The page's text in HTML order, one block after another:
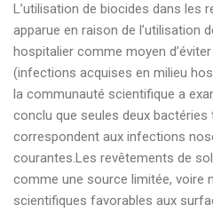
L’utilisation de biocides dans les
apparue en raison de l’utilisation
hospitalier comme moyen
(infections acquises en milieu
la communauté scientifique a
conclu que seules deux
correspondent aux infections
courantes.Les revêtements de
comme une source limitée, voire
scientifiques favorables aux